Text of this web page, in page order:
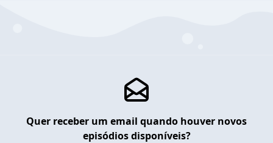
Quer receber um email quando houver novos
episódios disponíveis?